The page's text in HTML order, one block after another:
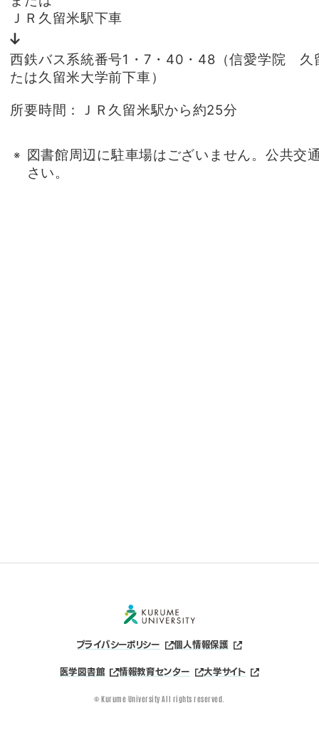
ＪＲ久留米駅下車
西鉄バス系統番号1・7・40・48（信愛学院 久
たは久留米大学前下車）
所要時間：ＪＲ久留米駅から約25分
図書館周辺に駐車場はございません。公共交
さい。
プライバシーポリシー 個人情報保護
医学図書館 情報教育センター 大学サイト
© Kurume University All rights reserved.